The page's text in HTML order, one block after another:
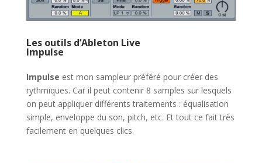
Les outils d’Ableton Live
Impulse
Impulse est mon sampleur préféré pour créer des
rythmiques. Car il peut contenir 8 samples sur lesquels
on peut appliquer différents traitements : équalisation
simple, enveloppe du son, pitch, etc. Et tout ce fait très
facilement en quelques clics.